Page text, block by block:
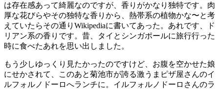
は存在感あって綺麗なのですが、香りがかなり独特です。肉
厚な花びらやその独特な香りから、熱帯系の植物かな〜と考
えていたらその通りWikipediaに書いてあった。あれです、ド
リアン系の香りです。昔、タイとシンガポールに旅行行った
時に食べたあれを思い出しました。
もう少しゆっくり見たかったのですけど、お腹を空かせた娘
にせかされて、このあと菊池市が誇る激うまピザ屋さんのイ
ルフォルノドーロへランチに。イルフォルノドーロさんのラ